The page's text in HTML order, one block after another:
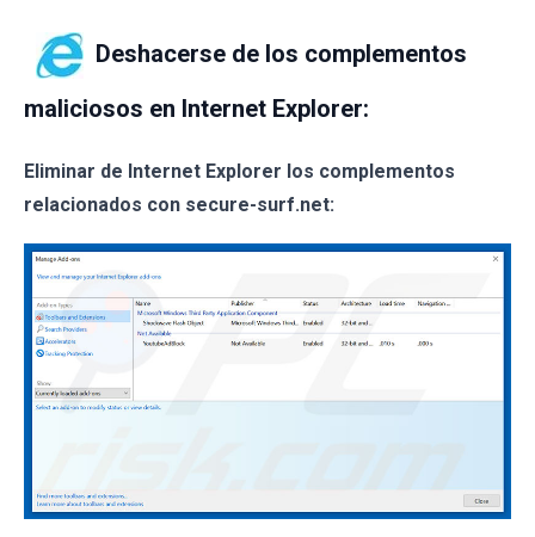
Deshacerse de los complementos
maliciosos en Internet Explorer:
Eliminar de Internet Explorer los complementos
relacionados con secure-surf.net: